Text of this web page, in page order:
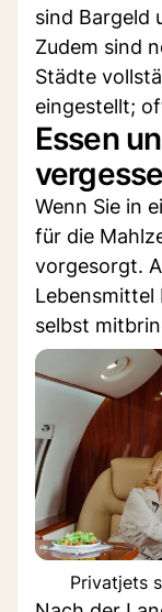
sind Bargeld
Zudem sind
Städte
eingestellt;
Essen
Wenn Sie in
für die
vorgesorgt.
Lebensmittel
selbst
Privatjets